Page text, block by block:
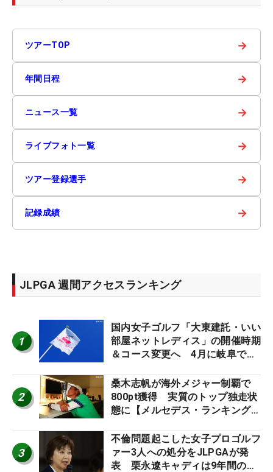
ツアーTOP →
年間日程 →
ニュース一覧 →
ライブフォト一覧 →
ツアー登録選手 →
記録成績 →
JLPGA 週間アクセスランキング
1
国内女子ゴルフ「大東建託・いい
部屋ネットレディス」の開催時期
＆コース変更へ 4月に岐阜で開
2
桑木志帆が海外メジャー制覇で
800pt獲得 実質のトップ独走状
態に【メルセデス・ランキング番
3
不倫問題起こした女子プロゴルフ
ァー3人への処分をJLPGAが発
表 栗永遼キャディは9年間の立